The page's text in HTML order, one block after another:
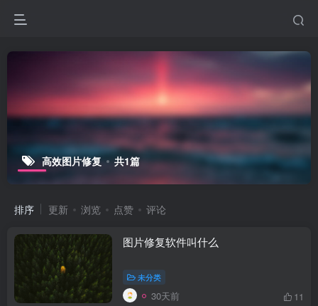
高效图片修复 共1篇
排序 更新 浏览 点赞 评论
图片修复软件叫什么
未分类
30天前 11